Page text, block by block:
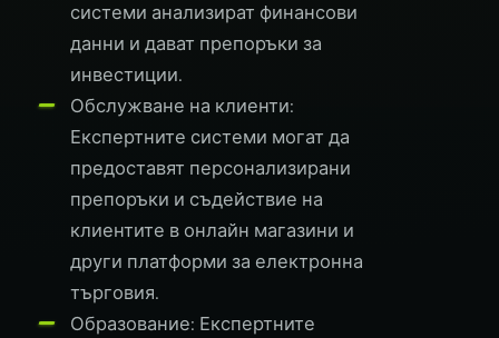
системи анализират финансови
данни и дават препоръки за
инвестиции.
Обслужване на клиенти:
Експертните системи могат да
предоставят персонализирани
препоръки и съдействие на
клиентите в онлайн магазини и
други платформи за електронна
търговия.
Образование: Експертните